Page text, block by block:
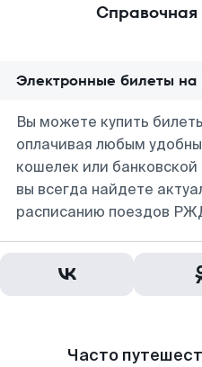
Электронные билеты на
Вы можете купить
оплачивая любым
кошелек или
вы всегда найдете
расписанию поездов
Часто